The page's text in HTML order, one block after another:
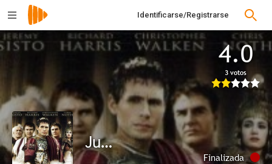
Identificarse/Registrarse
4.0
3 votos
Julio César
Finalizada